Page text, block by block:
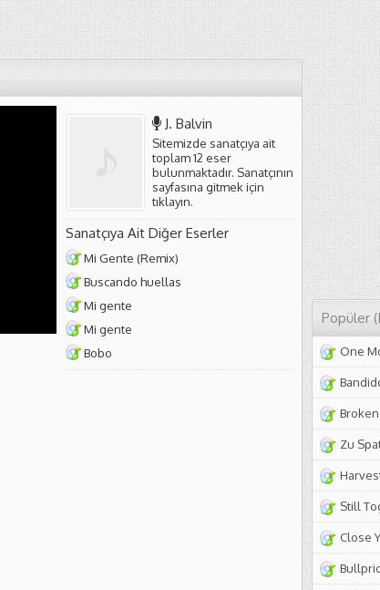
J. Balvin
Sitemizde sanatçıya ait
toplam 12 eser
bulunmaktadır. Sanatçının
sayfasına gitmek için
tıklayın.
Sanatçıya Ait Diğer Eserler
Mi Gente (Remix)
Buscando huellas
Mi gente
Mi gente
Bobo
Popüler
One
Zu
Still
Close